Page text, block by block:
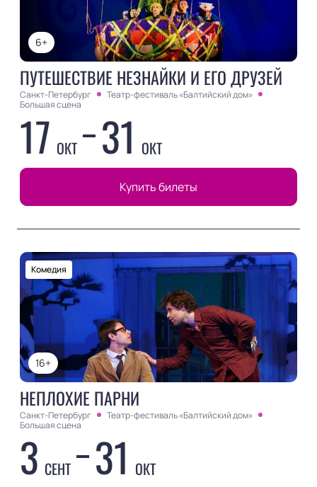
6+
ПУТЕШЕСТВИЕ НЕЗНАЙКИ И ЕГО ДРУЗЕЙ
Санкт-Петербург
Театр-фестиваль «Балтийский дом»
Большая сцена
17 ОКТ 31 ОКТ
Купить билеты
16+
Комедия
НЕПЛОХИЕ ПАРНИ
Санкт-Петербург
Театр-фестиваль «Балтийский дом»
Большая сцена
3 СЕНТ 31 ОКТ